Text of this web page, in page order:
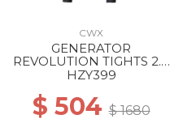
CWX
GENERATOR
REVOLUTION TIGHTS 2.0
WS GY
HZY399
$ 504$ 1680